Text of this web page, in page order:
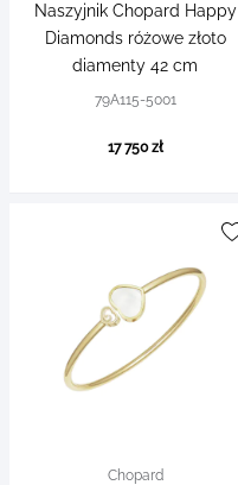
Naszyjnik Chopard Happy
Diamonds różowe złoto
diamenty 42 cm
79A115-5001
17 750 zł
Chopard